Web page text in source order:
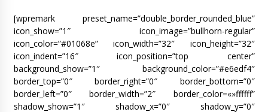
[wpremark preset_name=”double_border_rounded_blue”
icon_show=”1″ icon_image=”bullhorn-regular”
icon_color=”#01068e” icon_width=”32″ icon_height=”32″
icon_indent=”16″ icon_position=”top center”
background_show=”1″ background_color=”#e6edf4″
border_top=”0″ border_right=”0″ border_bottom=”0″
border_left=”0″ border_width=”2″ border_color=«»ffffff”
shadow_show=”1″ shadow_x=”0″ shadow_y=”0″